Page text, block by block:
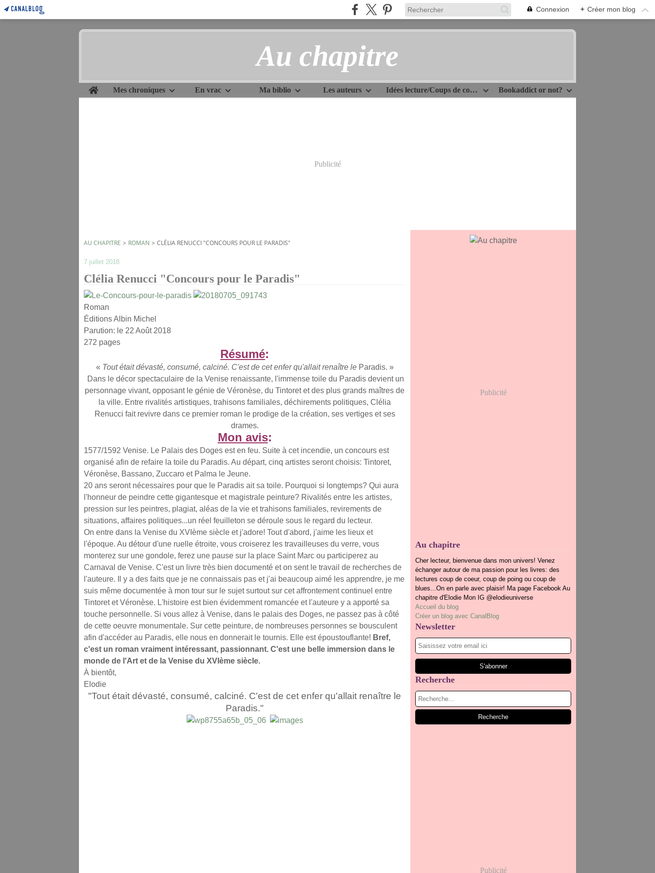
Connexion + Créer mon blog
Au chapitre
Home Mes chroniques En vrac Ma biblio Les auteurs Idées lecture/Coups de coeur Bookaddict or not?
Publicité
AU CHAPITRE > ROMAN > CLÉLIA RENUCCI "CONCOURS POUR LE PARADIS"
7 juillet 2018
Clélia Renucci "Concours pour le Paradis"
Roman
Éditions Albin Michel
Parution: le 22 Août 2018
272 pages
Résumé:
« Tout était dévasté, consumé, calciné. C'est de cet enfer qu'allait renaître leParadis. »
Dans le décor spectaculaire de la Venise renaissante, l'immense toile du Paradis devient un
personnage vivant, opposant le génie de Véronèse, du Tintoret et des plus grands maîtres de
la ville. Entre rivalités artistiques, trahisons familiales, déchirements politiques, Clélia
Renucci fait revivre dans ce premier roman le prodige de la création, ses vertiges et ses
drames.
Mon avis:
1577/1592 Venise. Le Palais des Doges est en feu. Suite à cet incendie, un concours est
organisé afin de refaire la toile du Paradis. Au départ, cinq artistes seront choisis: Tintoret,
Véronèse, Bassano, Zuccaro et Palma le Jeune.
20 ans seront nécessaires pour que le Paradis ait sa toile. Pourquoi si longtemps? Qui aura
l'honneur de peindre cette gigantesque et magistrale peinture? Rivalités entre les artistes,
pression sur les peintres, plagiat, aléas de la vie et trahisons familiales, revirements de
situations, affaires politiques...un réel feuilleton se déroule sous le regard du lecteur.
On entre dans la Venise du XVIème siècle et j'adore! Tout d'abord, j'aime les lieux et
l'époque. Au détour d'une ruelle étroite, vous croiserez les travailleuses du verre, vous
monterez sur une gondole, ferez une pause sur la place Saint Marc ou participerez au
Carnaval de Venise. C'est un livre très bien documenté et on sent le travail de recherches de
l'auteure. Il y a des faits que je ne connaissais pas et j'ai beaucoup aimé les apprendre, je me
suis même documentée à mon tour sur le sujet surtout sur cet affrontement continuel entre
Tintoret et Véronèse. L'histoire est bien évidemment romancée et l'auteure y a apporté sa
touche personnelle. Si vous allez à Venise, dans le palais des Doges, ne passez pas à côté
de cette oeuvre monumentale. Sur cette peinture, de nombreuses personnes se bousculent
afin d'accéder au Paradis, elle nous en donnerait le tournis. Elle est époustouflante! Bref,
c'est un roman vraiment intéressant, passionnant. C'est une belle immersion dans le
monde de l'Art et de la Venise du XVIème siècle.
À bientôt,
Elodie
"Tout était dévasté, consumé, calciné. C'est de cet enfer qu'allait renaître le
Paradis."
Publicité
Au chapitre
Cher lecteur, bienvenue dans mon univers! Venez
échanger autour de ma passion pour les livres: des
lectures coup de coeur, coup de poing ou coup de
blues...On en parle avec plaisir! Ma page Facebook Au
chapitre d'Elodie Mon IG @elodieuniverse
Accueil du blog
Créer un blog avec CanalBlog
Newsletter
Recherche
Publicité